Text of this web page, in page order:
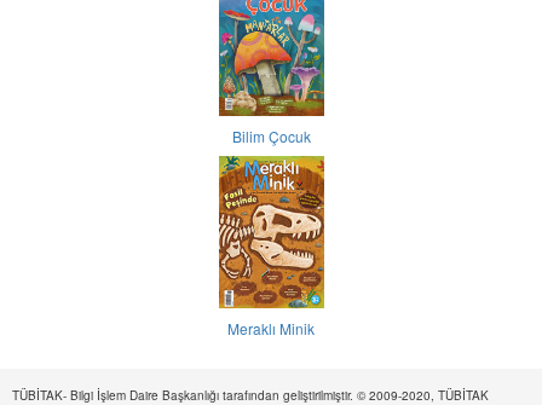
Bilim Çocuk
Meraklı Minik
TÜBİTAK- Bilgi İşlem Daire Başkanlığı tarafından geliştirilmiştir. © 2009-2020, TÜBİTAK